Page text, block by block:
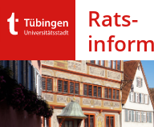
Rats­